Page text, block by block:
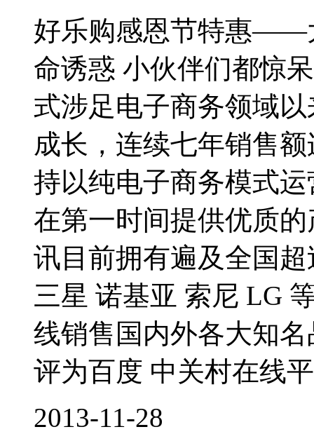
好乐购感恩节特惠——
命诱惑 小伙伴们都惊
式涉足电子商务领域
成长，连续七年销售
持以纯电子商务模式
在第一时间提供优质
讯目前拥有遍及全国
三星 诺基亚 索尼 LG
线销售国内外各大知
评为百度 中关村在线
2013-11-28